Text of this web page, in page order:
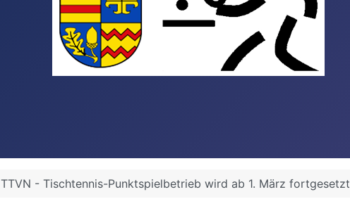
TTVN - Tischtennis-Punktspielbetrieb wird ab 1. März fortgesetzt